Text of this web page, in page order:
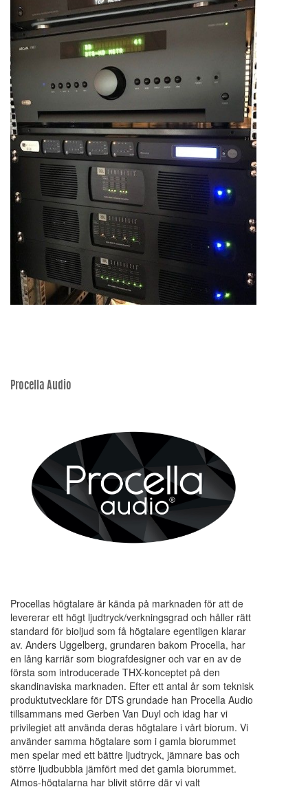
Procella Audio
Procellas högtalare är kända på marknaden för att de
levererar ett högt ljudtryck/verkningsgrad och håller rätt
standard för bioljud som få högtalare egentligen klarar
av. Anders Uggelberg, grundaren bakom Procella, har
en lång karriär som biografdesigner och var en av de
första som introducerade THX-konceptet på den
skandinaviska marknaden. Efter ett antal år som teknisk
produktutvecklare för DTS grundade han Procella Audio
tillsammans med Gerben Van Duyl och idag har vi
privilegiet att använda deras högtalare i vårt biorum. Vi
använder samma högtalare som i gamla biorummet
men spelar med ett bättre ljudtryck, jämnare bas och
större ljudbubbla jämfört med det gamla biorummet.
Atmos-högtalarna har blivit större där vi valt